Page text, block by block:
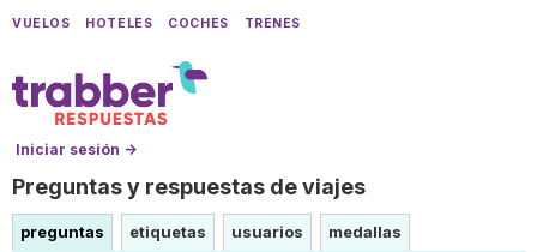
VUELOS HOTELES COCHES TRENES
Iniciar sesión →
Preguntas y respuestas de viajes
preguntas etiquetas usuarios medallas